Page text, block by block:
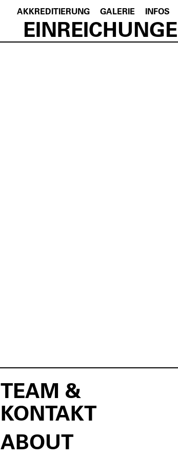
AKKREDITIERUNG GALERIE INFOS
TEAM &
KONTAKT
ABOUT